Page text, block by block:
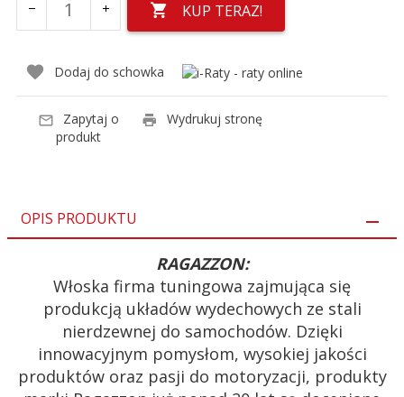
KUP TERAZ!
Dodaj do schowka
Zapytaj o
produkt
Wydrukuj stronę
OPIS PRODUKTU
RAGAZZON:
Włoska firma tuningowa zajmująca się
produkcją układów wydechowych ze stali
nierdzewnej do samochodów. Dzięki
innowacyjnym pomysłom, wysokiej jakości
produktów oraz pasji do motoryzacji, produkty